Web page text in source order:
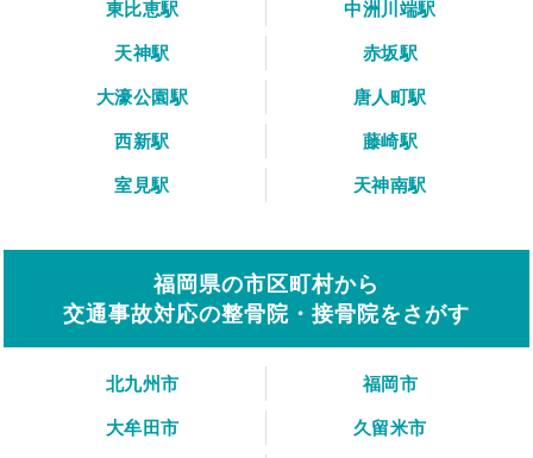
東比恵駅
中洲川端駅
天神駅
赤坂駅
大濠公園駅
唐人町駅
西新駅
藤崎駅
室見駅
天神南駅
福岡県の市区町村から
交通事故対応の整骨院・接骨院をさがす
北九州市
福岡市
大牟田市
久留米市